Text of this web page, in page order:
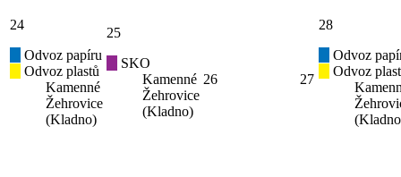
24
Odvoz papíru
Odvoz plastů
Kamenné
Žehrovice
(Kladno)
25
SKO
Kamenné
Žehrovice
(Kladno)
26 27
28
Odvoz
Odvoz